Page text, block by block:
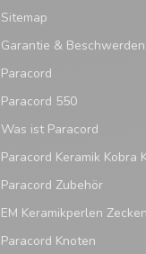
Sitemap
Garantie & Beschwerden
Paracord
Paracord 550
Was ist Paracord
Paracord Keramik Kobra
Paracord Zubehör
EM Keramikperlen Zecken
Paracord Knoten